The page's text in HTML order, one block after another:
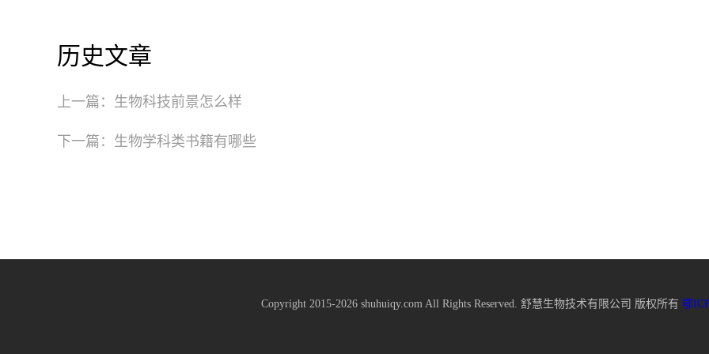
历史文章
上一篇： 生物科技前景怎么样
下一篇： 生物学科类书籍有哪些
Copyright 2015-2026 shuhuiqy.com All Rights Reserved. 舒慧生物技术有限公司 版权所有 鄂